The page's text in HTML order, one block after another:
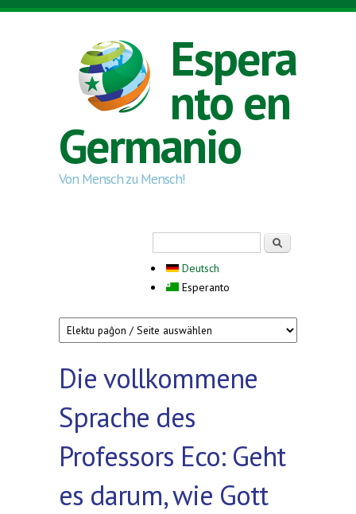
Skip to main content
Espera
nto en
Germanio
Von Mensch zu Mensch!
Deutsch
Esperanto
Die vollkommene
Sprache des
Professors Eco: Geht
es darum, wie Gott